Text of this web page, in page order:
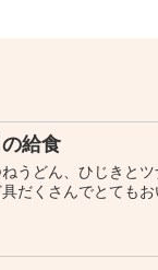
給食
うどん、ひじきと
だくさんでとても